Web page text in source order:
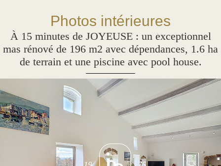
Photos intérieures
À 15 minutes de JOYEUSE : un exceptionnel
mas rénové de 196 m2 avec dépendances, 1.6 ha
de terrain et une piscine avec pool house.